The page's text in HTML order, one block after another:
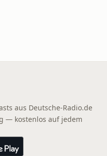
aus Deutsche-Radio.de
— kostenlos auf jedem